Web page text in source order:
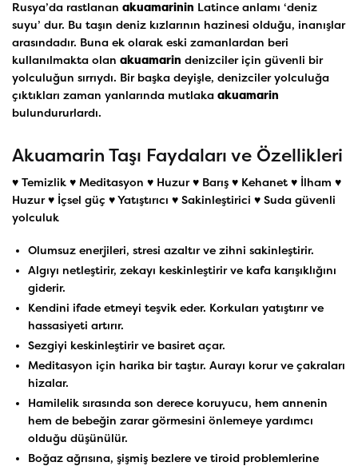
Rusya’da rastlanan akuamarinin Latince anlamı ‘deniz
suyu’ dur. Bu taşın deniz kızlarının hazinesi olduğu, inanışlar
arasındadır. Buna ek olarak eski zamanlardan beri
kullanılmakta olan akuamarin denizciler için güvenli bir
yolculuğun sırrıydı. Bir başka deyişle, denizciler yolculuğa
çıktıkları zaman yanlarında mutlaka akuamarin
bulundururlardı.
Akuamarin Taşı Faydaları ve Özellikleri
♥ Temizlik ♥ Meditasyon ♥ Huzur ♥ Barış ♥ Kehanet ♥ İlham ♥
Huzur ♥ İçsel güç ♥ Yatıştırıcı ♥ Sakinleştirici ♥ Suda güvenli
yolculuk
Olumsuz enerjileri, stresi azaltır ve zihni sakinleştirir.
Algıyı netleştirir, zekayı keskinleştirir ve kafa karışıklığını
giderir.
Kendini ifade etmeyi teşvik eder. Korkuları yatıştırır ve
hassasiyeti artırır.
Sezgiyi keskinleştirir ve basiret açar.
Meditasyon için harika bir taştır. Aurayı korur ve çakraları
hizalar.
Hamilelik sırasında son derece koruyucu, hem annenin
hem de bebeğin zarar görmesini önlemeye yardımcı
olduğu düşünülür.
Boğaz ağrısına, şişmiş bezlere ve tiroid problemlerine